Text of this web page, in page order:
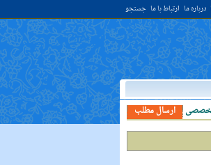
درباره ما ارتباط با ما جستجو
دانشمندى ديدى، به او خدمت کن. ( غررالحکم ح ۴۰۴۴ )
ارسال مطلب